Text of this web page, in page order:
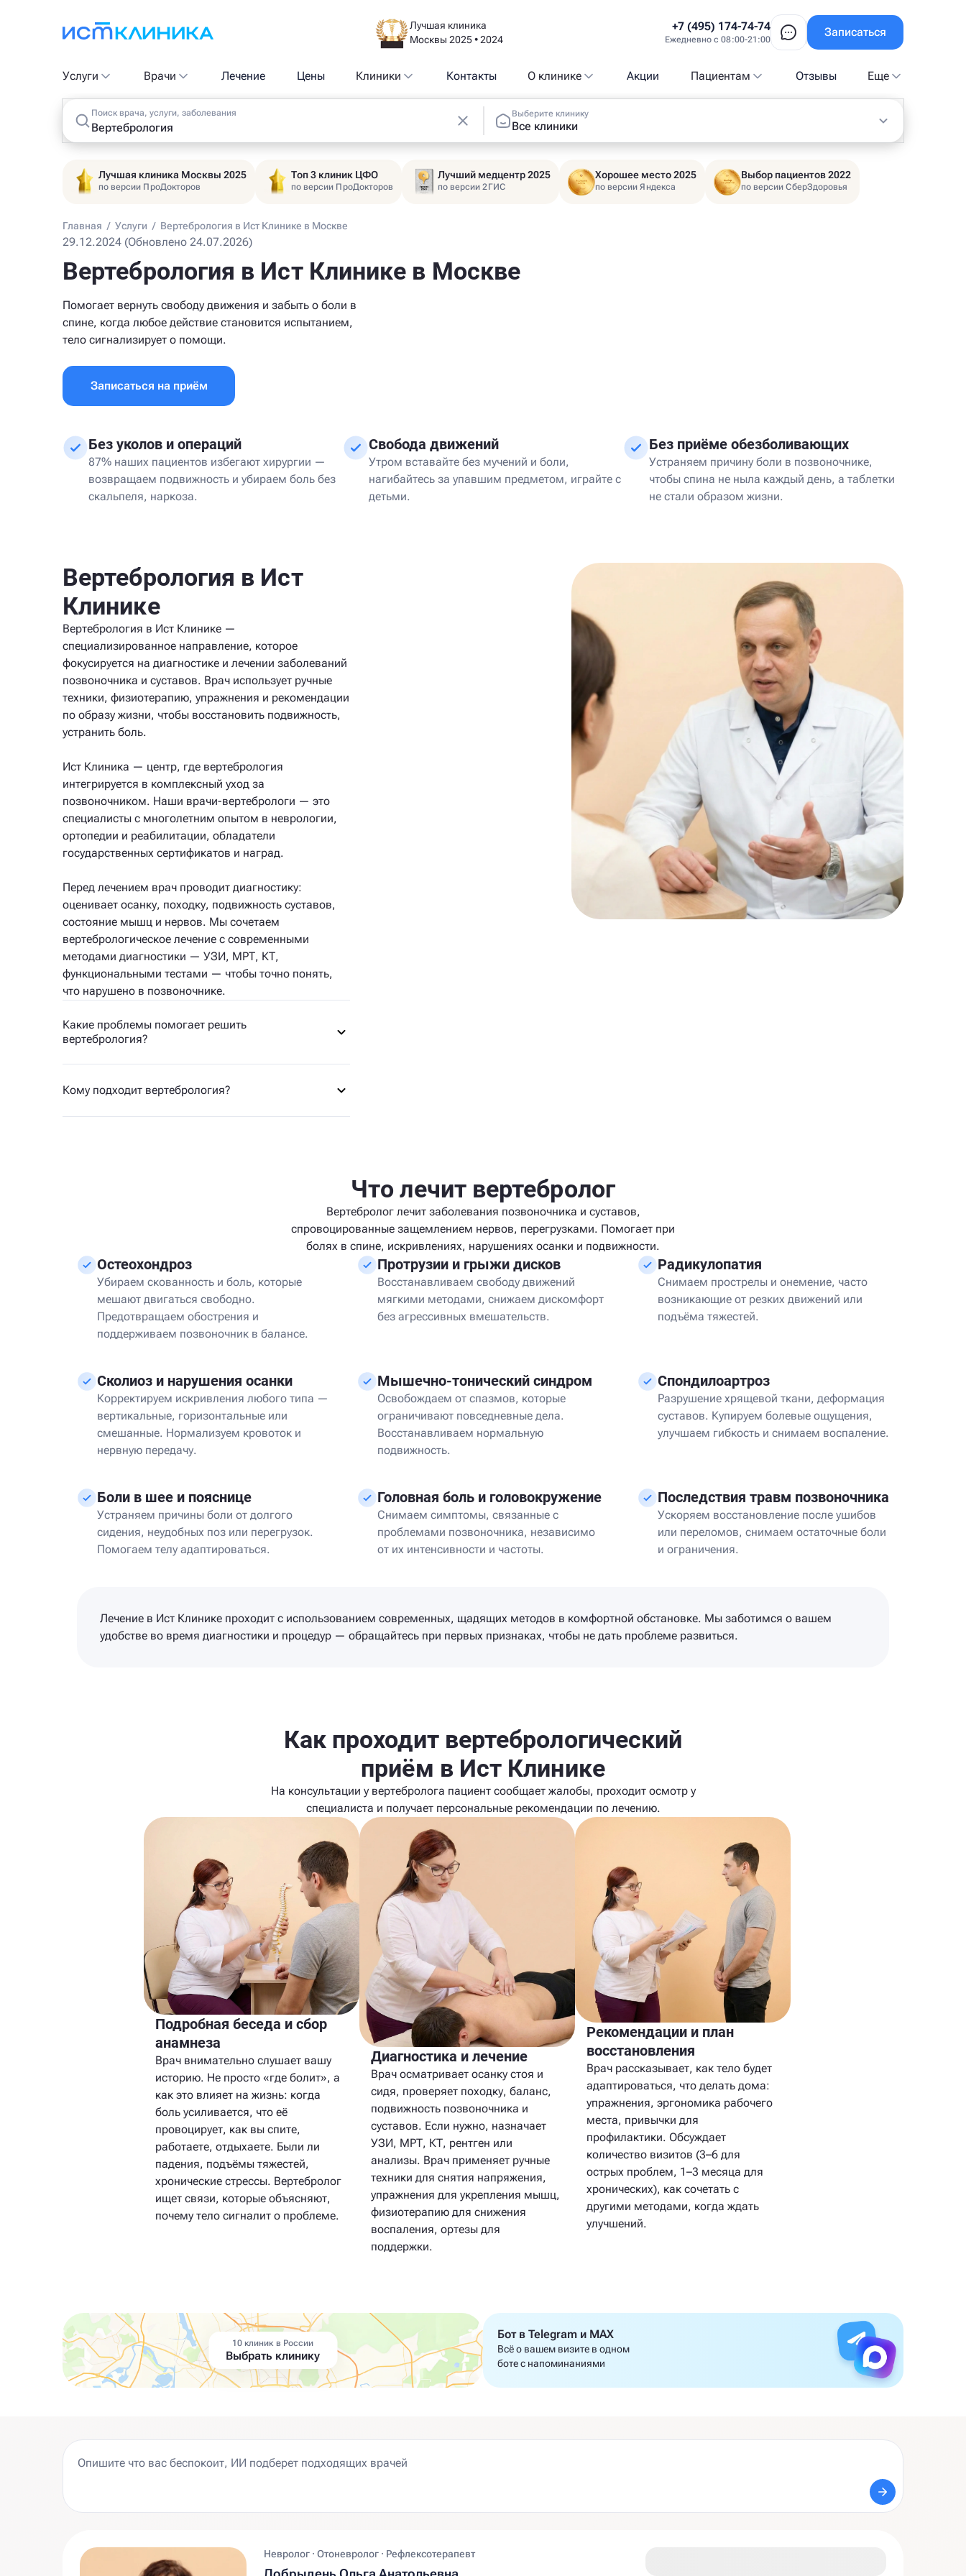
Лучшая клиника
Москвы 2025 • 2024
+7 (495) 174-74-74
Ежедневно с 08:00-21:00
Записаться
Услуги Врачи Лечение Цены Клиники Контакты О клинике Акции Пациентам Отзывы Еще
Поиск врача, услуги, заболевания Выберите клинику
Все клиники
Лучшая клиника Москвы 2025
по версии ПроДокторов
Топ 3 клиник ЦФО
по версии ПроДокторов
Лучший медцентр 2025
по версии 2ГИС
Хорошее место 2025
по версии Яндекса
Выбор пациентов 2022
по версии СберЗдоровья
Главная / Услуги / Вертебрология в Ист Клинике в Москве
29.12.2024 (Обновлено 24.07.2026)
Вертебрология в Ист Клинике в Москве
Помогает вернуть свободу движения и забыть о боли в
спине, когда любое действие становится испытанием,
тело сигнализирует о помощи.
Записаться на приём
Без уколов и операций
87% наших пациентов избегают хирургии —
возвращаем подвижность и убираем боль без
скальпеля, наркоза.
Свобода движений
Утром вставайте без мучений и боли,
нагибайтесь за упавшим предметом, играйте с
детьми.
Без приёме обезболивающих
Устраняем причину боли в позвоночнике,
чтобы спина не ныла каждый день, а таблетки
не стали образом жизни.
Вертебрология в Ист
Клинике
Вертебрология в Ист Клинике —
специализированное направление, которое
фокусируется на диагностике и лечении заболеваний
позвоночника и суставов. Врач использует ручные
техники, физиотерапию, упражнения и рекомендации
по образу жизни, чтобы восстановить подвижность,
устранить боль.
Ист Клиника — центр, где вертебрология
интегрируется в комплексный уход за
позвоночником. Наши врачи-вертебрологи — это
специалисты с многолетним опытом в неврологии,
ортопедии и реабилитации, обладатели
государственных сертификатов и наград.
Перед лечением врач проводит диагностику:
оценивает осанку, походку, подвижность суставов,
состояние мышц и нервов. Мы сочетаем
вертебрологическое лечение с современными
методами диагностики — УЗИ, МРТ, КТ,
функциональными тестами — чтобы точно понять,
что нарушено в позвоночнике.
Какие проблемы помогает решить
вертебрология?
Кому подходит вертебрология?
Что лечит вертебролог
Вертебролог лечит заболевания позвоночника и суставов,
спровоцированные защемлением нервов, перегрузками. Помогает при
болях в спине, искривлениях, нарушениях осанки и подвижности.
Остеохондроз
Убираем скованность и боль, которые
мешают двигаться свободно.
Предотвращаем обострения и
поддерживаем позвоночник в балансе.
Протрузии и грыжи дисков
Восстанавливаем свободу движений
мягкими методами, снижаем дискомфорт
без агрессивных вмешательств.
Радикулопатия
Снимаем прострелы и онемение, часто
возникающие от резких движений или
подъёма тяжестей.
Сколиоз и нарушения осанки
Корректируем искривления любого типа —
вертикальные, горизонтальные или
смешанные. Нормализуем кровоток и
нервную передачу.
Мышечно-тонический синдром
Освобождаем от спазмов, которые
ограничивают повседневные дела.
Восстанавливаем нормальную
подвижность.
Спондилоартроз
Разрушение хрящевой ткани, деформация
суставов. Купируем болевые ощущения,
улучшаем гибкость и снимаем воспаление.
Боли в шее и пояснице
Устраняем причины боли от долгого
сидения, неудобных поз или перегрузок.
Помогаем телу адаптироваться.
Головная боль и головокружение
Снимаем симптомы, связанные с
проблемами позвоночника, независимо
от их интенсивности и частоты.
Последствия травм позвоночника
Ускоряем восстановление после ушибов
или переломов, снимаем остаточные боли
и ограничения.
Лечение в Ист Клинике проходит с использованием современных, щадящих методов в комфортной обстановке. Мы заботимся о вашем
удобстве во время диагностики и процедур — обращайтесь при первых признаках, чтобы не дать проблеме развиться.
Как проходит вертебрологический
приём в Ист Клинике
На консультации у вертебролога пациент сообщает жалобы, проходит осмотр у
специалиста и получает персональные рекомендации по лечению.
Подробная беседа и сбор
анамнеза
Врач внимательно слушает вашу
историю. Не просто «где болит», а
как это влияет на жизнь: когда
боль усиливается, что её
провоцирует, как вы спите,
работаете, отдыхаете. Были ли
падения, подъёмы тяжестей,
хронические стрессы. Вертебролог
ищет связи, которые объясняют,
почему тело сигналит о проблеме.
Диагностика и лечение
Врач осматривает осанку стоя и
сидя, проверяет походку, баланс,
подвижность позвоночника и
суставов. Если нужно, назначает
УЗИ, МРТ, КТ, рентген или
анализы. Врач применяет ручные
техники для снятия напряжения,
упражнения для укрепления мышц,
физиотерапию для снижения
воспаления, ортезы для
поддержки.
Рекомендации и план
восстановления
Врач рассказывает, как тело будет
адаптироваться, что делать дома:
упражнения, эргономика рабочего
места, привычки для
профилактики. Обсуждает
количество визитов (3–6 для
острых проблем, 1–3 месяца для
хронических), как сочетать с
другими методами, когда ждать
улучшений.
10 клиник в России
Выбрать клинику
Бот в Telegram и MAX
Всё о вашем визите в одном
боте с напоминаниями
Невролог · Отоневролог · Рефлексотерапевт